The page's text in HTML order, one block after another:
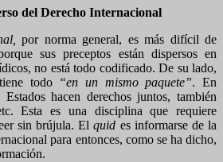
del Derecho Internacional
por norma general, es más difícil de
sus preceptos están dispersos en
no está todo codificado. De su lado,
todo “en un mismo paquete”. En
hacen derechos juntos, también
Esta es una disciplina que requiere
sin brújula. Elquid es informarse de la
para entonces, como se ha dicho,